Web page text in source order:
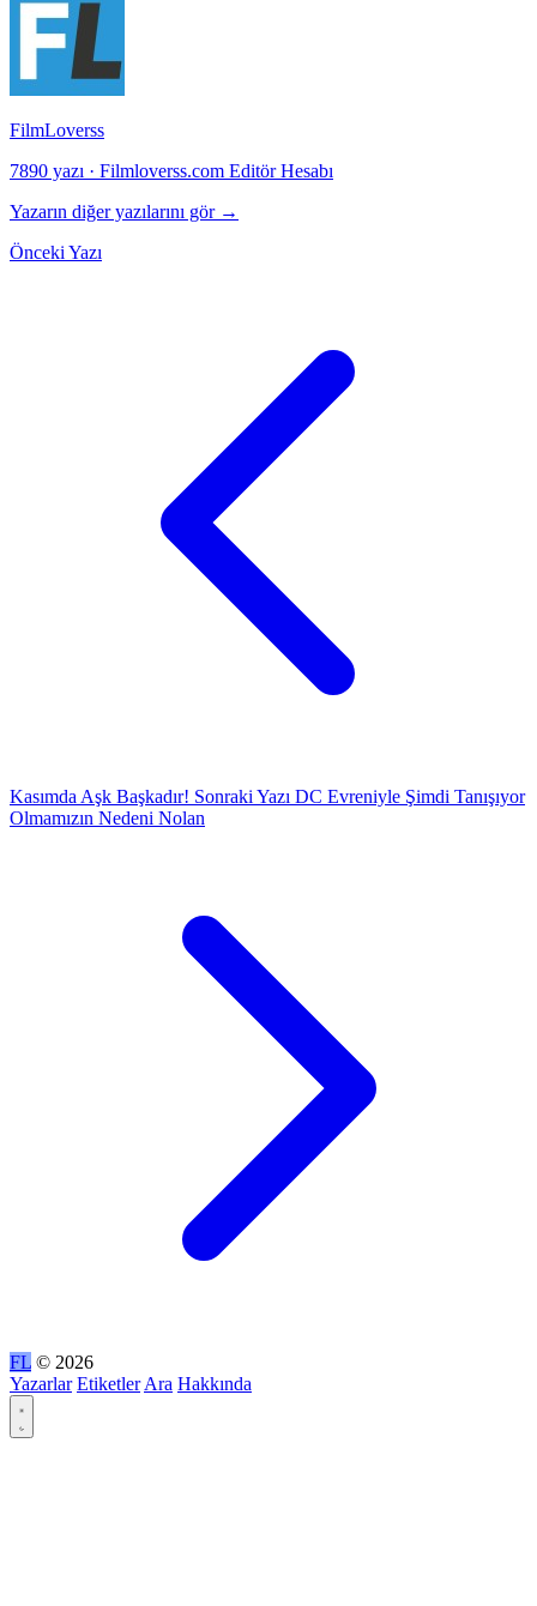
FilmLoverss
7890 yazı · Filmloverss.com Editör Hesabı
Yazarın diğer yazılarını gör →
Önceki Yazı
Kasımda Aşk Başkadır! Sonraki Yazı DC Evreniyle Şimdi Tanışıyor
Olmamızın Nedeni Nolan
FL © 2026
Yazarlar Etiketler Ara Hakkında